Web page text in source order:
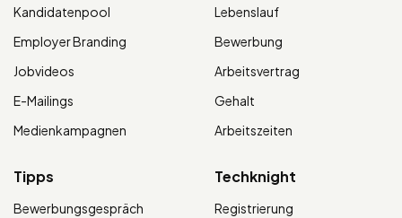
Kandidatenpool
Employer Branding
Jobvideos
E-Mailings
Medienkampagnen
Lebenslauf
Bewerbung
Arbeitsvertrag
Gehalt
Arbeitszeiten
Tipps
Bewerbungsgespräch
Techknight
Registrierung